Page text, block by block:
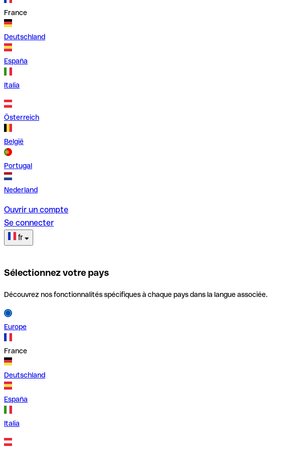
France
Deutschland
España
Italia
Österreich
België
Portugal
Nederland
Ouvrir un compte
Se connecter
fr
Sélectionnez votre pays
Découvrez nos fonctionnalités spécifiques à chaque pays dans la langue associée.
Europe
France
Deutschland
España
Italia